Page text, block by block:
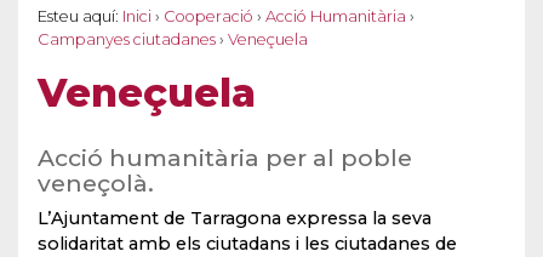
Esteu aquí: Inici › Cooperació › Acció Humanitària ›
Campanyes ciutadanes › Veneçuela
Veneçuela
Acció humanitària per al poble
veneçolà.
L’Ajuntament de Tarragona expressa la seva
solidaritat amb els ciutadans i les ciutadanes de